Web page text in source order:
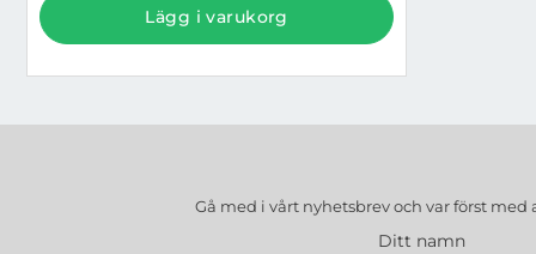
Lägg i varukorg
Gå med i vårt nyhetsbrev och var först
Ditt namn